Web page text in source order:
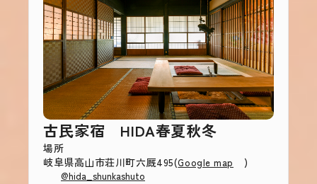
古民家宿 HIDA春夏秋冬
場所
岐阜県高山市荘川町六厩495(Google map )
@hida_shunkashuto